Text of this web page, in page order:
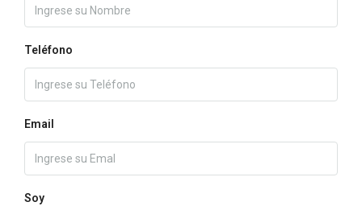
Teléfono
Email
Soy